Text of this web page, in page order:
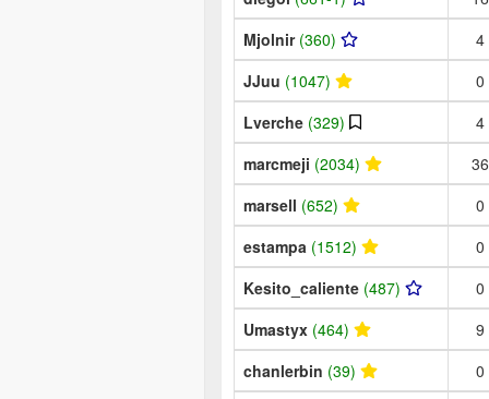
Mjolnir (360)
4
JJuu (1047)
0
Lverche (329)
4
marcmeji (2034)
36
marsell (652)
0
estampa (1512)
0
Kesito_caliente (487)
0
Umastyx (464)
9
chanlerbin (39)
0